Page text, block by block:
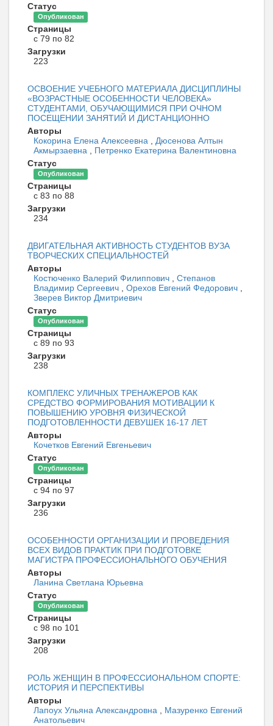
Статус
Опубликован
Страницы
с 79 по 82
Загрузки
223
ОСВОЕНИЕ УЧЕБНОГО МАТЕРИАЛА ДИСЦИПЛИНЫ
«ВОЗРАСТНЫЕ ОСОБЕННОСТИ ЧЕЛОВЕКА»
СТУДЕНТАМИ, ОБУЧАЮЩИМИСЯ ПРИ ОЧНОМ
ПОСЕЩЕНИИ ЗАНЯТИЙ И ДИСТАНЦИОННО
Авторы
Кокорина Елена Алексеевна , Дюсенова Алтын
Акмырзаевна , Петренко Екатерина Валентиновна
Статус
Опубликован
Страницы
с 83 по 88
Загрузки
234
ДВИГАТЕЛЬНАЯ АКТИВНОСТЬ СТУДЕНТОВ ВУЗА
ТВОРЧЕСКИХ СПЕЦИАЛЬНОСТЕЙ
Авторы
Костюченко Валерий Филиппович , Степанов
Владимир Сергеевич , Орехов Евгений Федорович ,
Зверев Виктор Дмитриевич
Статус
Опубликован
Страницы
с 89 по 93
Загрузки
238
КОМПЛЕКС УЛИЧНЫХ ТРЕНАЖЕРОВ КАК
СРЕДСТВО ФОРМИРОВАНИЯ МОТИВАЦИИ К
ПОВЫШЕНИЮ УРОВНЯ ФИЗИЧЕСКОЙ
ПОДГОТОВЛЕННОСТИ ДЕВУШЕК 16-17 ЛЕТ
Авторы
Кочетков Евгений Евгеньевич
Статус
Опубликован
Страницы
с 94 по 97
Загрузки
236
ОСОБЕННОСТИ ОРГАНИЗАЦИИ И ПРОВЕДЕНИЯ
ВСЕХ ВИДОВ ПРАКТИК ПРИ ПОДГОТОВКЕ
МАГИСТРА ПРОФЕССИОНАЛЬНОГО ОБУЧЕНИЯ
Авторы
Ланина Светлана Юрьевна
Статус
Опубликован
Страницы
с 98 по 101
Загрузки
208
РОЛЬ ЖЕНЩИН В ПРОФЕССИОНАЛЬНОМ СПОРТЕ:
ИСТОРИЯ И ПЕРСПЕКТИВЫ
Авторы
Лапоух Ульяна Александровна , Мазуренко Евгений
Анатольевич